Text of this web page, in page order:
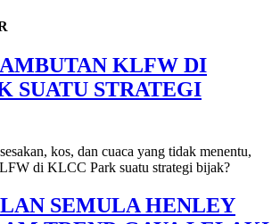
KLFW DI
SUATU STRATEGI
kos, dan cuaca yang tidak menentu,
di KLCC Park suatu strategi bijak?
SEMULA HENLEY